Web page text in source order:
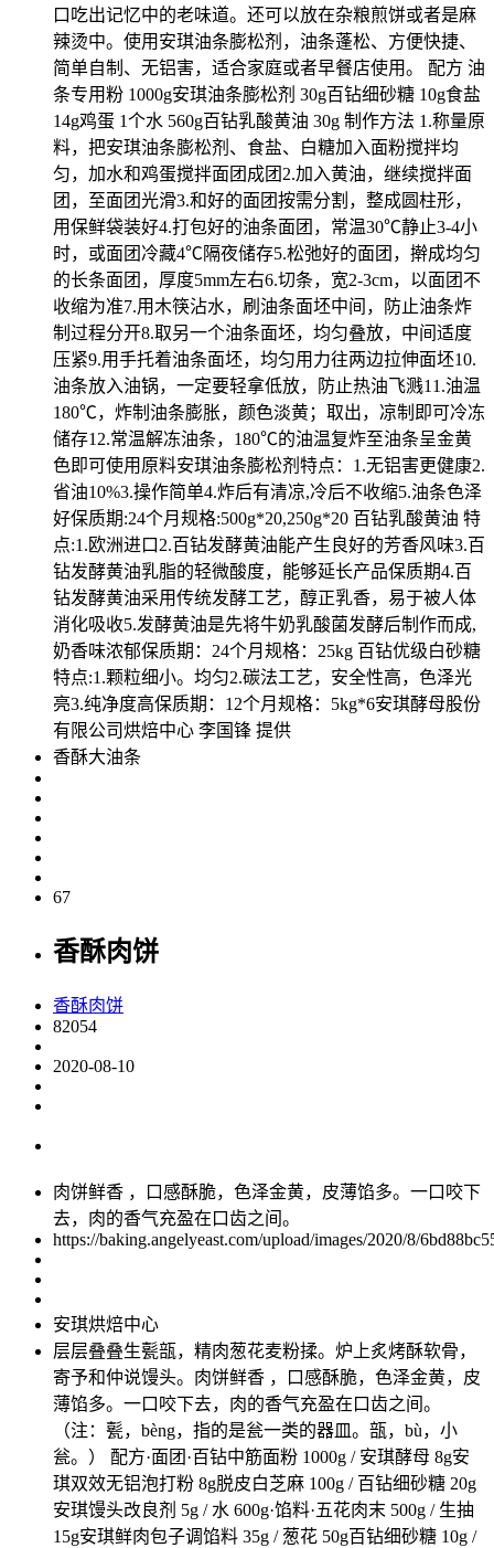
口吃出记忆中的老味道。还可以放在杂粮煎饼或者是麻
辣烫中。使用安琪油条膨松剂，油条蓬松、方便快捷、
简单自制、无铝害，适合家庭或者早餐店使用。 配方 油
条专用粉 1000g安琪油条膨松剂 30g百钻细砂糖 10g食盐
14g鸡蛋 1个水 560g百钻乳酸黄油 30g 制作方法 1.称量原
料，把安琪油条膨松剂、食盐、白糖加入面粉搅拌均
匀，加水和鸡蛋搅拌面团成团2.加入黄油，继续搅拌面
团，至面团光滑3.和好的面团按需分割，整成圆柱形，
用保鲜袋装好4.打包好的油条面团，常温30℃静止3-4小
时，或面团冷藏4℃隔夜储存5.松弛好的面团，擀成均匀
的长条面团，厚度5mm左右6.切条，宽2-3cm，以面团不
收缩为准7.用木筷沾水，刷油条面坯中间，防止油条炸
制过程分开8.取另一个油条面坯，均匀叠放，中间适度
压紧9.用手托着油条面坯，均匀用力往两边拉伸面坯10.
油条放入油锅，一定要轻拿低放，防止热油飞溅11.油温
180℃，炸制油条膨胀，颜色淡黄；取出，凉制即可冷冻
储存12.常温解冻油条，180℃的油温复炸至油条呈金黄
色即可使用原料安琪油条膨松剂特点：1.无铝害更健康2.
省油10%3.操作简单4.炸后有清凉,冷后不收缩5.油条色泽
好保质期:24个月规格:500g*20,250g*20 百钻乳酸黄油 特
点:1.欧洲进口2.百钻发酵黄油能产生良好的芳香风味3.百
钻发酵黄油乳脂的轻微酸度，能够延长产品保质期4.百
钻发酵黄油采用传统发酵工艺，醇正乳香，易于被人体
消化吸收5.发酵黄油是先将牛奶乳酸菌发酵后制作而成,
奶香味浓郁保质期：24个月规格：25kg 百钻优级白砂糖
特点:1.颗粒细小。均匀2.碳法工艺，安全性高，色泽光
亮3.纯净度高保质期：12个月规格：5kg*6安琪酵母股份
有限公司烘焙中心 李国锋 提供
香酥大油条
67
香酥肉饼
香酥肉饼
82054
2020-08-10
肉饼鲜香 ，口感酥脆，色泽金黄，皮薄馅多。一口咬下
去，肉的香气充盈在口齿之间。
https://baking.angelyeast.com/upload/images/2020/8/
安琪烘焙中心
层层叠叠生甏瓿，精肉葱花麦粉揉。炉上炙烤酥软骨，
寄予和仲说馒头。肉饼鲜香 ，口感酥脆，色泽金黄，皮
薄馅多。一口咬下去，肉的香气充盈在口齿之间。
（注：甏，bèng，指的是瓮一类的器皿。瓿，bù，小
瓮。） 配方·面团·百钻中筋面粉 1000g / 安琪酵母 8g安
琪双效无铝泡打粉 8g脱皮白芝麻 100g / 百钻细砂糖 20g
安琪馒头改良剂 5g / 水 600g·馅料·五花肉末 500g / 生抽
15g安琪鲜肉包子调馅料 35g / 葱花 50g百钻细砂糖 10g /